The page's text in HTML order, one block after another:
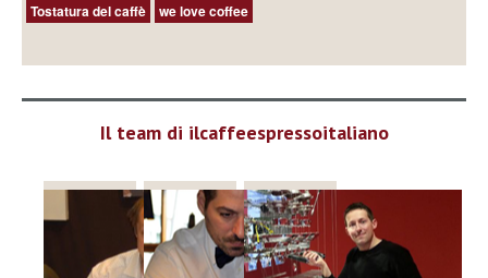
Tostatura del caffè
we love coffee
Il team di ilcaffeespressoitaliano